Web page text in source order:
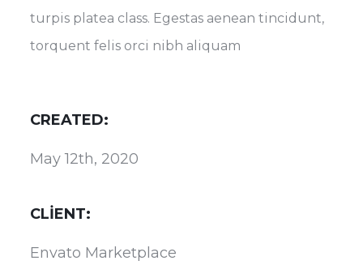
turpis platea class. Egestas aenean tincidunt,
torquent felis orci nibh aliquam
CREATED:
May 12th, 2020
CLIENT:
Envato Marketplace